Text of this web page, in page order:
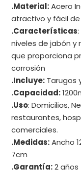
.Material:Acero
atractivo y fácil de
.Características:
niveles de jabón y
que proporciona
corrosión
.Incluye:Tarugos
.Capacidad:
.Uso: Domicilios,
restaurantes,
comerciales.
.Medidas:Ancho
7cm
.Garantía:2 años